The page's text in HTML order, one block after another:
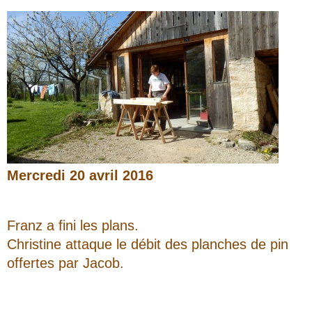
Mercredi 20 avril 2016
Franz a fini les plans.
Christine attaque le débit des planches de pin
offertes par Jacob.